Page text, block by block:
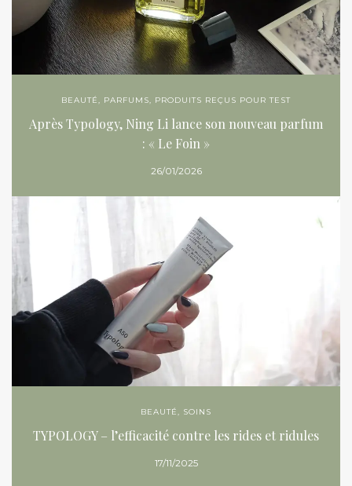
BEAUTÉ, PARFUMS, PRODUITS REÇUS POUR TEST
Après Typology, Ning Li lance son nouveau parfum
: « Le Foin »
26/01/2026
BEAUTÉ, SOINS
TYPOLOGY – l’efficacité contre les rides et ridules
17/11/2025